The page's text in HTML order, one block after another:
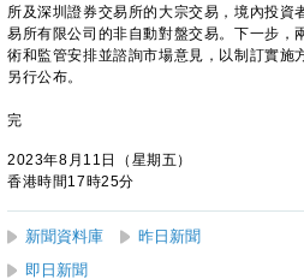
所及深圳證券交易所的大宗交易，境內投資
易所有限公司的非自動對盤交易。下一步，
術和監管安排並諮詢市場意見，以制訂實施
另行公布。
完
2023年8月11日（星期五）
香港時間17時25分
新聞資料庫 昨日新聞
即日新聞